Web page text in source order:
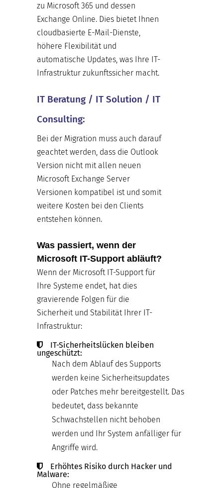
zu Microsoft 365 und dessen
Exchange Online. Dies bietet Ihnen
cloudbasierte E-Mail-Dienste,
höhere Flexibilität und
automatische Updates, was Ihre IT-
Infrastruktur zukunftssicher macht.
IT Beratung / IT Solution / IT
Consulting:
Bei der Migration muss auch darauf
geachtet werden, dass die Outlook
Version nicht mit allen neuen
Microsoft Exchange Server
Versionen kompatibel ist und somit
weitere Kosten bei den Clients
entstehen können.
Was passiert, wenn der
Microsoft IT-Support abläuft?
Wenn der Microsoft IT-Support für
Ihre Systeme endet, hat dies
gravierende Folgen für die
Sicherheit und Stabilität Ihrer IT-
Infrastruktur:
IT-Sicherheitslücken bleiben
ungeschützt:
Nach dem Ablauf des Supports
werden keine Sicherheitsupdates
oder Patches mehr bereitgestellt. Das
bedeutet, dass bekannte
Schwachstellen nicht behoben
werden und Ihr System anfälliger für
Angriffe wird.
Erhöhtes Risiko durch Hacker und
Malware:
Ohne regelmäßige